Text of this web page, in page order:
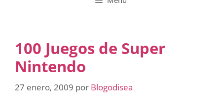
100 Juegos de Super
Nintendo
27 enero, 2009 por Blogodisea